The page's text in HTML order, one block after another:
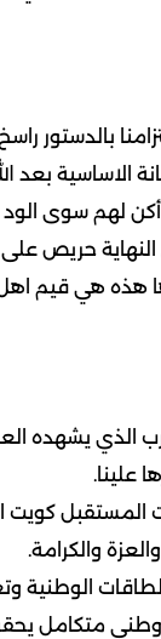
الاساسية بعد
ولا أكن لهم
حريص
هي قيم اهل
الذي يشهده
علينا.
كويت
والكرامة.
متكامل